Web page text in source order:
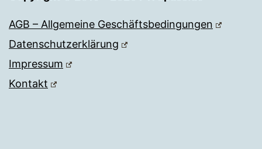
AGB – Allgemeine Geschäftsbedingungen
Datenschutzerklärung
Impressum
Kontakt